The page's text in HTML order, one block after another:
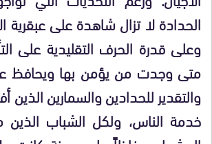
الحدادة لا تزال شاهدة على عبقرية
وعلى قدرة الحرف التقليدية على
متى وجدت من يؤمن بها ويحافظ
والتقدير للحدادين والسمارين الذين
خدمة الناس، ولكل الشباب الذين